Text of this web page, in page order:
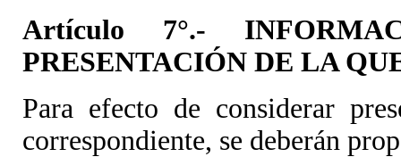
Artículo 7°.-
PRESENTACIÓN DE LA
Para efecto de considerar
correspondiente, se deberán